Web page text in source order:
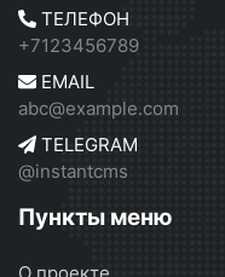
ТЕЛЕФОН
+7123456789
EMAIL
abc@example.com
TELEGRAM
@instantcms
Пункты меню